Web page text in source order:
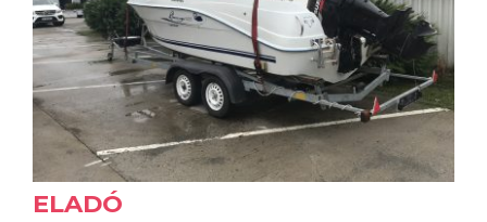
QUICKSILVER COMMANDER
FLAMINGO MOTOROS KISHAJÓ
ELADÓ